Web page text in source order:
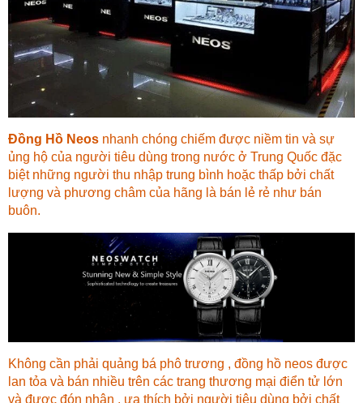
Đồng Hồ Neos nhanh chóng chiếm được niềm tin và sự
ủng hộ của người tiêu dùng trong nước ở Trung Quốc đặc
biệt những người thu nhập trung bình hoặc thấp bởi chất
lượng và phương châm của hãng là bán lẻ rẻ như bán
buôn.
Không cần phải quảng bá phô trương , đồng hồ neos được
lan tỏa và bán nhiều trên các trang thương mại điển tử lớn
và được đón nhận , ưa thích bởi người tiêu dùng bởi chất